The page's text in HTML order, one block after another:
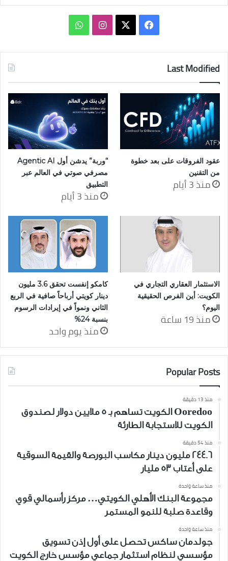
فيسبوك انستقرامواتساب
Last Modified
عقود الفروقات على بعد خطوة
من التقنين
منذ 3 أيام
“وربة” يدشن أول Agentic AI
مصرفي صوتي في العالم عبر
التطبيق
منذ 3 أيام
الاستثمار العقاري التجاري في
الكويت: أين الفرص الحقيقية
اليوم؟
منذ 19 ساعة
كامكو إنفست تحقق 3.6 مليون
دينار كويتي أرباحاً صافية في الربع
الثاني ونمواً في إيرادات الرسوم
بنسبة 24%
منذ يوم واحد
Popular Posts
منذ 13 دقيقة
Ooredoo الكويت تساهم بـ 5 ملايين دولار لصندوق
الكويت للاستجابة الطارئة
منذ 54 دقيقة
244.6 مليون دينار مكاسب البورصة والقيمة السوقية
على أعتاب 53 مليار
منذ ساعة واحدة
مجموعة البنك الأهلي الكويتي… مركز رأسمالي قوي
وقاعدة صلبة للنمو المستمر
منذ ساعة واحدة
جولدمان ساكس تحصل على أول إذن تسويق
مؤسسي لنظام استثمار جماعي مؤسس خارج الكويت